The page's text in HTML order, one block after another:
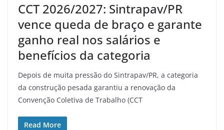
CCT 2026/2027: Sintrapav/PR
vence queda de braço e garante
ganho real nos salários e
benefícios da categoria
Depois de muita pressão do Sintrapav/PR, a categoria
da construção pesada garantiu a renovação da
Convenção Coletiva de Trabalho (CCT
Read More